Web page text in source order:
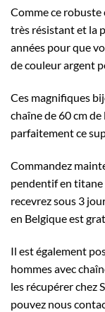
Comme ce
très résistant et la
années pour que
de couleur argent
Ces magnifiques
chaîne de 60 cm de
parfaitement ce
Commandez
pendentif en
recevrez sous 3
en Belgique est
Il est également
hommes avec
les récupérer chez
pouvez nous